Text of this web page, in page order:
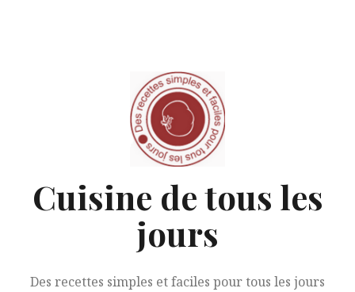
Cuisine de tous les
jours
Des recettes simples et faciles pour tous les jours